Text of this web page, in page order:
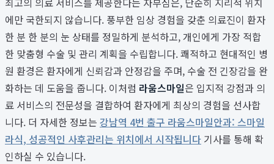
에만 국한되지 않습니다. 풍부한 임상 경험을 갖춘 의료진이 환자
한 분 한 분의 눈 상태를 정밀하게 분석하고, 개인에게 가장 적합
한 맞춤형 수술 및 관리 계획을 수립합니다. 쾌적하고 현대적인 병
원 환경은 환자에게 신뢰감과 안정감을 주며, 수술 전 긴장감을 완
화하는 데 도움을 줍니다. 이처럼 라움스마일은 입지적 강점과 의
료 서비스의 전문성을 결합하여 환자에게 최상의 경험을 선사합
니다. 더 자세한 정보는 강남역 4번 출구 라움스마일안과: 스마일
라식, 성공적인 사후관리는 위치에서 시작됩니다 기사를 통해 확
인하실 수 있습니다.